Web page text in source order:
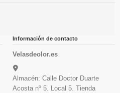
Información de contacto
Velasdeolor.es
Almacén: Calle Doctor Duarte
Acosta nº 5. Local 5. Tienda